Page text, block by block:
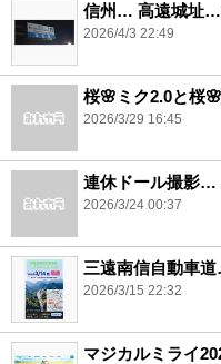
信州… 高遠城址…
2026/4/3 22:49
桜🌸ミク2.0と桜
2026/3/29 16:45
連休ドール撮影…
2026/3/24 00:37
三遠南信自動車
2026/3/15 22:32
マジカルミライ